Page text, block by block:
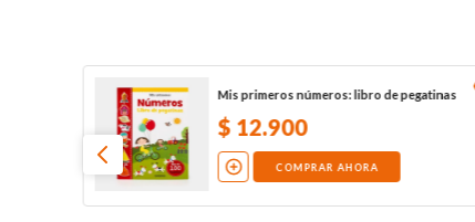
Mis primeros números: libro de pegatinas
$ 12.900
COMPRAR AHORA